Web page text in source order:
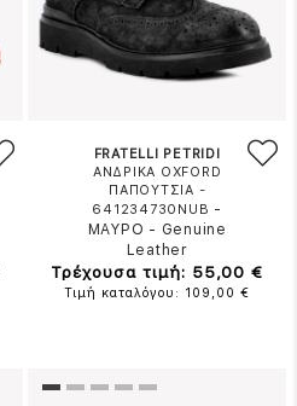
FRATELLI PETRIDI
ΑΝΔΡΙΚΑ OXFORD
ΠΑΠΟΥΤΣΙΑ -
641234730NUB -
ΜΑΥΡΟ - Genuine
Leather
Τρέχουσα τιμή: 55,00 €
Τιμή καταλόγου: 109,00 €